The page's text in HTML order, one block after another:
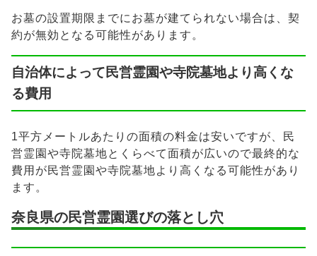
お墓の設置期限までにお墓が建てられない場合は、契
約が無効となる可能性があります。
自治体によって民営霊園や寺院墓地より高くな
る費用
1平方メートルあたりの面積の料金は安いですが、民
営霊園や寺院墓地とくらべて面積が広いので最終的な
費用が民営霊園や寺院墓地より高くなる可能性があり
ます。
奈良県の民営霊園選びの落とし穴